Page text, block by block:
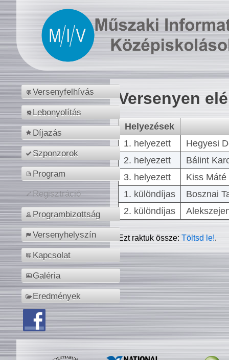
Versenyfelhívás
Lebonyolítás
Díjazás
Szponzorok
Program
Regisztráció
Programbizottság
Versenyhelyszín
Kapcsolat
Galéria
Eredmények
Versenyen
Helyezések
1. helyezett
Hegyesi
2. helyezett
Bálint
3. helyezett
Kiss
1. különdíjas
Bosznai
2. különdíjas
Ezt raktuk össze:Töltsd le!.